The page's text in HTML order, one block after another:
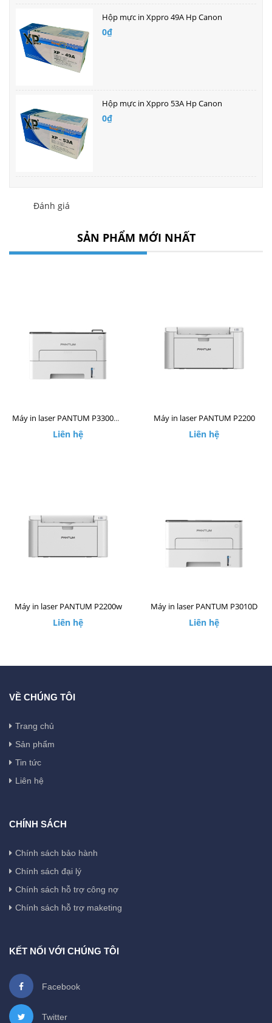
Hộp mực in Xppro 49A Hp Canon
0₫
Hộp mực in Xppro 53A Hp Canon
0₫
Đánh giá
SẢN PHẨM MỚI NHẤT
Máy in laser PANTUM P3300DW
Liên hệ
Máy in laser PANTUM P2200
Liên hệ
Máy in laser PANTUM P2200w
Liên hệ
Máy in laser PANTUM P3010D
Liên hệ
VỀ CHÚNG TÔI
Trang chủ
Sản phẩm
Tin tức
Liên hệ
CHÍNH SÁCH
Chính sách bảo hành
Chính sách đại lý
Chính sách hỗ trợ công nợ
Chính sách hỗ trợ maketing
KẾT NỐI VỚI CHÚNG TÔI
Facebook
Twitter